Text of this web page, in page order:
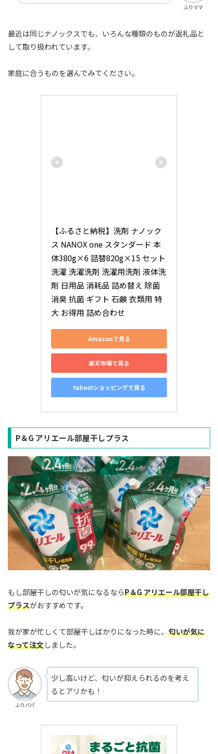
ふりママ
最近は同じナノックスでも、いろんな種類のものが返礼品と
して取り扱われています。
家庭に合うものを選んでみてください。
【ふるさと納税】洗剤 ナノック
ス NANOX one スタンダード 本
体380g×6 詰替820g×15 セット
洗濯 洗濯洗剤 洗濯用洗剤 液体洗
剤 日用品 消耗品 詰め替え 除菌
消臭 抗菌 ギフト 石鹸 衣類用 特
大 お得用 詰め合わせ
Amazonで見る
楽天市場で見る
Yahoo!ショッピングで見る
P＆G アリエール部屋干しプラス
もし部屋干しの匂いが気になるならP＆G アリエール部屋干し
プラスがおすすめです。
我が家が忙しくて部屋干しばかりになった時に、 匂いが気に
なって注文しました。
ふりパパ
少し高いけど、匂いが抑えられるのを考え
るとアリかも！